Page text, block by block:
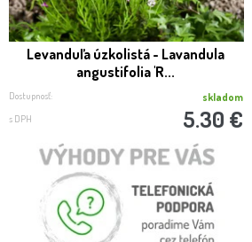
Levanduľa úzkolistá - Lavandula
angustifolia 'R...
Dostupnosť: skladom
s DPH 5.30 €